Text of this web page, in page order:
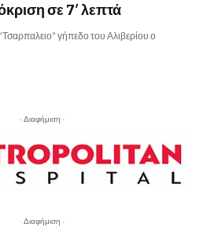
σε 7′ λεπτά
γήπεδο του Αλιβερίου ο
- Διαφήμιση -
- Διαφήμιση -